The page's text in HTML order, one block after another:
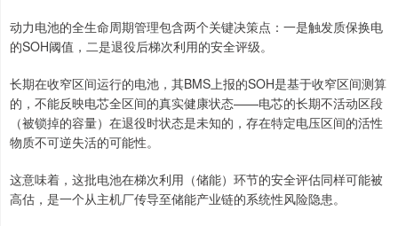
动力电池的全生命周期管理包含两个关键决策点：一是触发质保换电
的SOH阈值，二是退役后梯次利用的安全评级。
长期在收窄区间运行的电池，其BMS上报的SOH是基于收窄区间测算
的，不能反映电芯全区间的真实健康状态——电芯的长期不活动区段
（被锁掉的容量）在退役时状态是未知的，存在特定电压区间的活性
物质不可逆失活的可能性。
这意味着，这批电池在梯次利用（储能）环节的安全评估同样可能被
高估，是一个从主机厂传导至储能产业链的系统性风险隐患。